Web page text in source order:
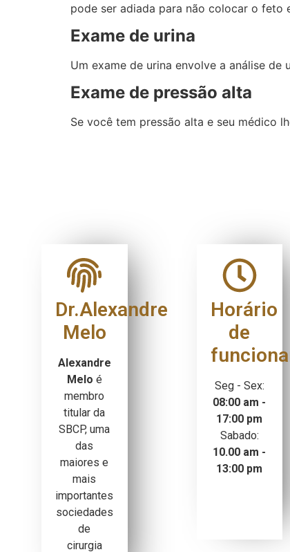
pode ser adiada para não colocar o feto
Exame de urina
Um exame de urina envolve a análise
Exame de pressão alta
Se você tem pressão alta e seu médico
Dr.Alexandre
Melo
Alexandre
Melo é
membro
titular da
SBCP, uma
das
maiores e
mais
importantes
sociedades
de
cirurgia
Horário
de
Seg - Sex:
08:00 am -
17:00 pm
Sabado:
10.00 am -
13:00 pm